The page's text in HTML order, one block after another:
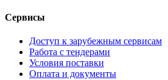
Сервисы
Доступ к зарубежным сервисам
Работа с тендерами
Условия поставки
Оплата и документы